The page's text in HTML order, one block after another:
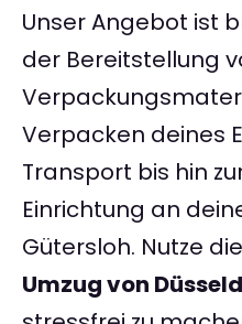
Unser Angebot ist
der Bereitstellung
Verpacken deines
Transport bis hin
Einrichtung an
Gütersloh. Nutze
Umzug von